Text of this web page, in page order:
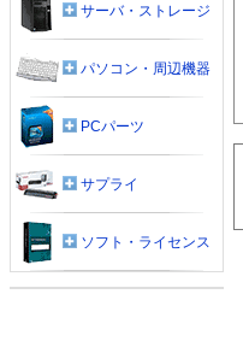
サーバ・ストレージ
パソコン・周辺機器
PCパーツ
サプライ
ソフト・ライセンス